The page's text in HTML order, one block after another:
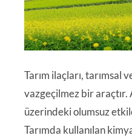
Tarım ilaçları, tarımsal
vazgeçilmez bir araçtır.
üzerindeki olumsuz
Tarımda kullanılan